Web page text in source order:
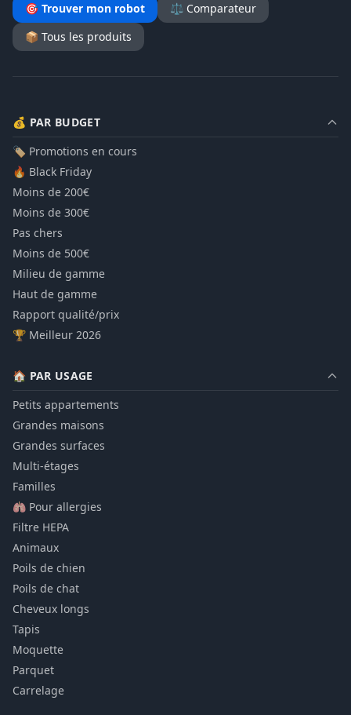
🎯 Trouver mon robot
⚖️ Comparateur
📦 Tous les produits
💰 PAR BUDGET
🏷️ Promotions en cours
🔥 Black Friday
Moins de 200€
Moins de 300€
Pas chers
Moins de 500€
Milieu de gamme
Haut de gamme
Rapport qualité/prix
🏆 Meilleur 2026
🏠 PAR USAGE
Petits appartements
Grandes maisons
Grandes surfaces
Multi-étages
Familles
🫁 Pour allergies
Filtre HEPA
Animaux
Poils de chien
Poils de chat
Cheveux longs
Tapis
Moquette
Parquet
Carrelage